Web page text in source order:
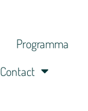
Programma
Contact